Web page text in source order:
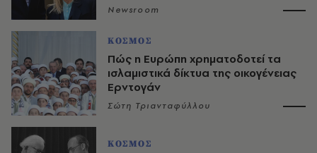
Newsroom
ΚΟΣΜΟΣ
Πώς η Ευρώπη χρηματοδοτεί τα
ισλαμιστικά δίκτυα της οικογένειας
Ερντογάν
Σώτη Τριανταφύλλου
ΚΟΣΜΟΣ